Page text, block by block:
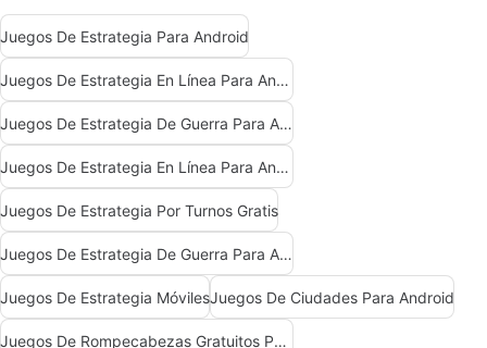
Juegos De Estrategia Para Android
Juegos De Estrategia En Línea Para Android
Juegos De Estrategia De Guerra Para Android Gratis
Juegos De Estrategia En Línea Para Android Gratis
Juegos De Estrategia Por Turnos Gratis
Juegos De Estrategia De Guerra Para Android
Juegos De Estrategia MóvilesJuegos De Ciudades Para Android
Juegos De Rompecabezas Gratuitos Para Android